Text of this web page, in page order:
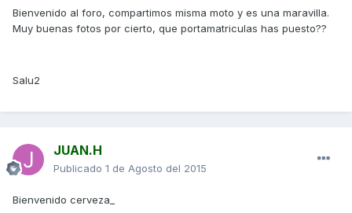
Bienvenido al foro, compartimos misma moto y es una maravilla.
Muy buenas fotos por cierto, que portamatriculas has puesto??
Salu2
JUAN.H
Publicado 1 de Agosto del 2015
Bienvenido cerveza_